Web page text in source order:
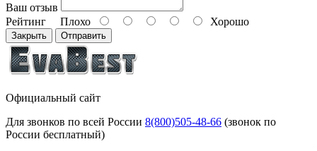
Ваш отзыв
Рейтинг Плохо Хорошо
Закрыть Отправить
Официальный сайт
Для звонков по всей России 8(800)505-48-66 (звонок по
России бесплатный)